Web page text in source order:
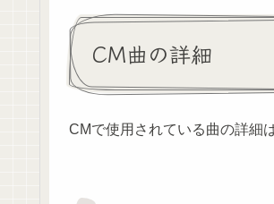
CM曲の詳細
CMで使用されている曲の詳細